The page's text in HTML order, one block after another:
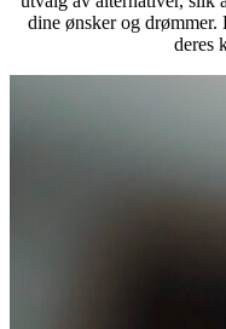
dine ønsker og drømmer.
deres